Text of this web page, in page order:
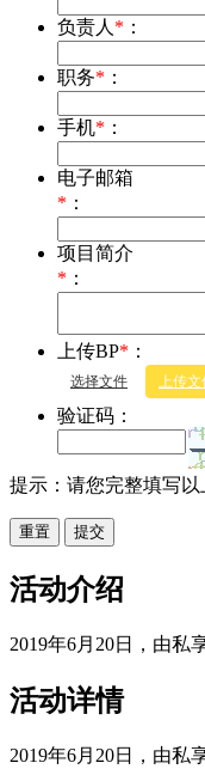
负责人* ：
职务* ：
手机* ：
电子邮箱
* ：
项目简介
* ：
上传BP* ：
选择文件 上传文
验证码：
提示：请您完整填写以
重置
活动介绍
2019年6月20日，由私
活动详情
2019年6月20日，由